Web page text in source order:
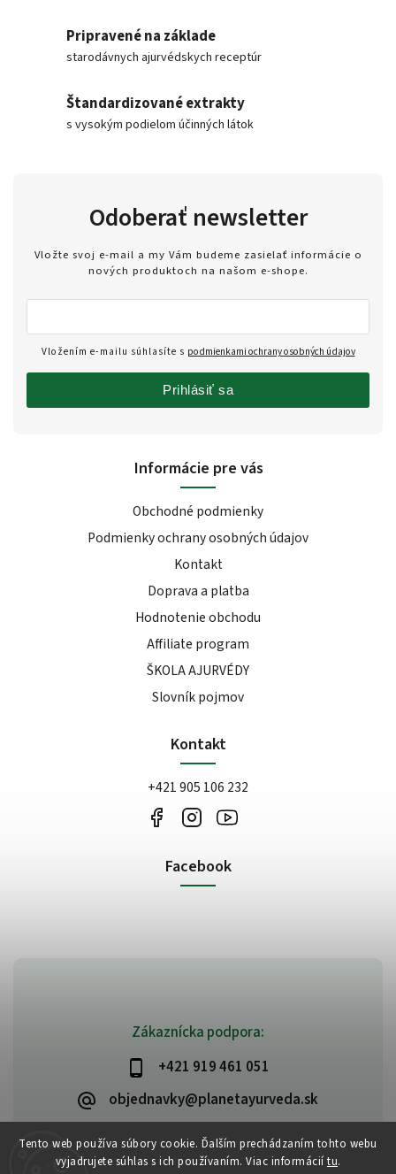
Tento web používa súbory cookie. Ďalším prechádzaním tohto webu
vyjadrujete súhlas s ich používaním. Viac informácií tu.
Pripravené na základe
starodávnych ajurvédskych receptúr
Štandardizované extrakty
s vysokým podielom účinných látok
Zákaznícka podpora:
+421 919 461 051
objednavky@planetayurveda.sk
Informácie pre vás
Obchodné podmienky
Podmienky ochrany osobných údajov
Kontakt
Doprava a platba
Hodnotenie obchodu
Affiliate program
ŠKOLA AJURVÉDY
Slovník pojmov
Kontakt
+421 905 106 232
Facebook
Odoberať newsletter
Vložte svoj e-mail a my Vám budeme zasielať informácie o
nových produktoch na našom e-shope.
Vložením e-mailu súhlasíte s podmienkami ochrany osobných údajov
Prihlásiť sa